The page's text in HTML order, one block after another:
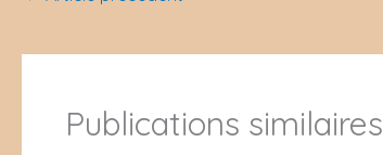
Publications similaires